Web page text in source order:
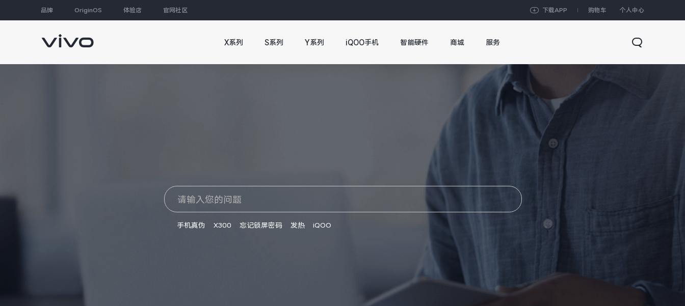
品牌 OriginOS 体验店 官网社区 下载APP 购物车 个人中心
X系列 S系列 Y系列 iQOO手机 智能硬件 商城 服务
手机真伪 X300 忘记锁屏密码 发热 iQOO